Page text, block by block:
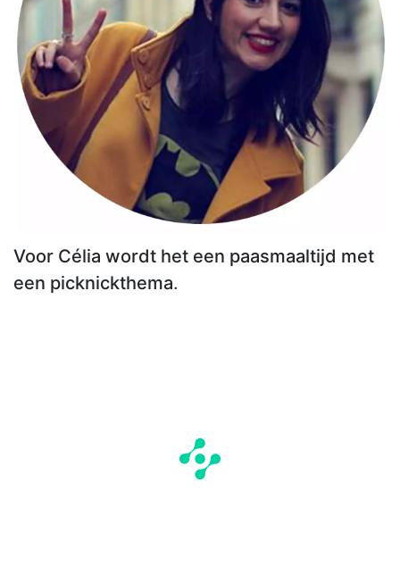
Voor Célia wordt het een paasmaaltijd met
een picknickthema.